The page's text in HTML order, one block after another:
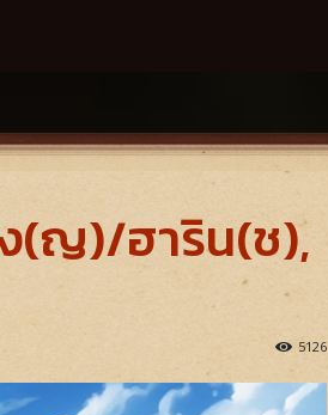
(ญ)/ฮาริน(ช),
5126